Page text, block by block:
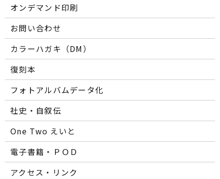
オンデマンド印刷
お問い合わせ
カラーハガキ（DM）
復刻本
フォトアルバムデータ化
社史・自叙伝
One Two えいと
電子書籍・ＰＯＤ
アクセス・リンク